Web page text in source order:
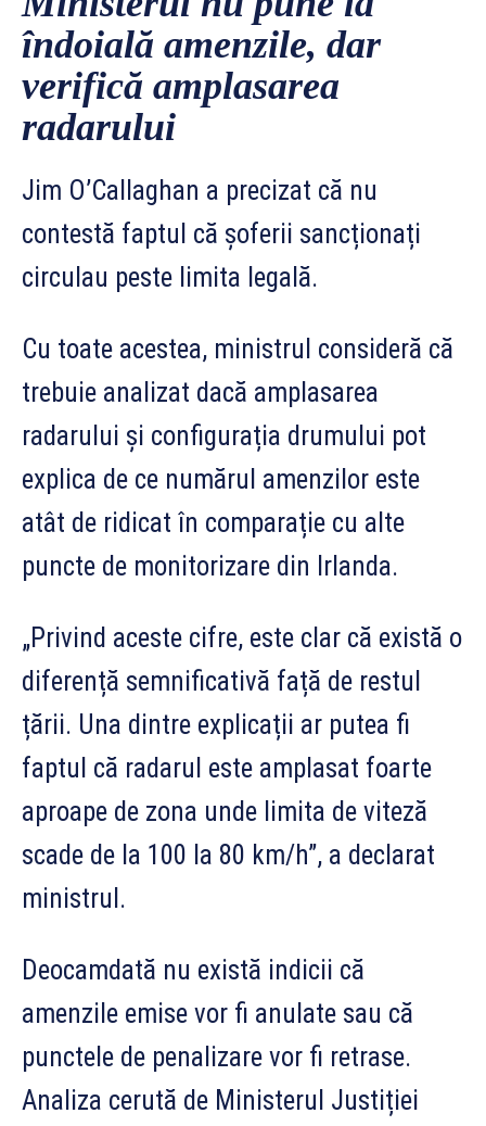
îndoială amenzile, dar
verifică amplasarea
radarului
Jim O’Callaghan a precizat că nu
contestă faptul că șoferii sancționați
circulau peste limita legală.
Cu toate acestea, ministrul consideră că
trebuie analizat dacă amplasarea
radarului și configurația drumului pot
explica de ce numărul amenzilor este
atât de ridicat în comparație cu alte
puncte de monitorizare din Irlanda.
„Privind aceste cifre, este clar că există o
diferență semnificativă față de restul
țării. Una dintre explicații ar putea fi
faptul că radarul este amplasat foarte
aproape de zona unde limita de viteză
scade de la 100 la 80 km/h”, a declarat
ministrul.
Deocamdată nu există indicii că
amenzile emise vor fi anulate sau că
punctele de penalizare vor fi retrase.
Analiza cerută de Ministerul Justiției